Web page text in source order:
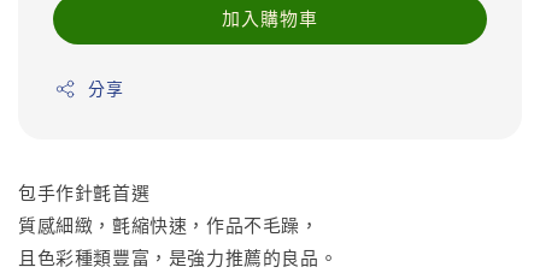
加入購物車
分享
包手作針氈首選
質感細緻，氈縮快速，作品不毛躁，
且色彩種類豐富，是強力推薦的良品。